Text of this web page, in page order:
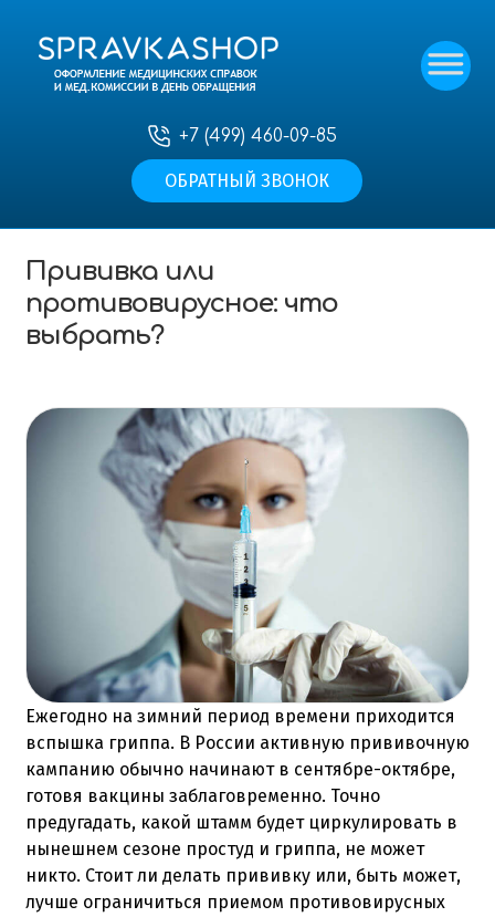
+7 (499) 460-09-85
ОБРАТНЫЙ ЗВОНОК
Статьи—Прививка или
Прививка или
противовирусное: что
выбрать?
Ежегодно на зимний период времени приходится
вспышка гриппа. В России активную прививочную
кампанию обычно начинают в сентябре-октябре,
готовя вакцины заблаговременно. Точно
предугадать, какой штамм будет циркулировать в
нынешнем сезоне простуд и гриппа, не может
никто. Стоит ли делать прививку или, быть может,
лучше ограничиться приемом противовирусных